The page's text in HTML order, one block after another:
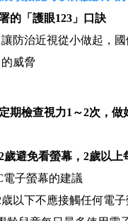
的「護眼123」口訣
防治近視從小做起，
威脅
期檢查視力1～2次，做
歲避免看螢幕，2歲以上
電子螢幕的建議
歳以下不應接觸任何電